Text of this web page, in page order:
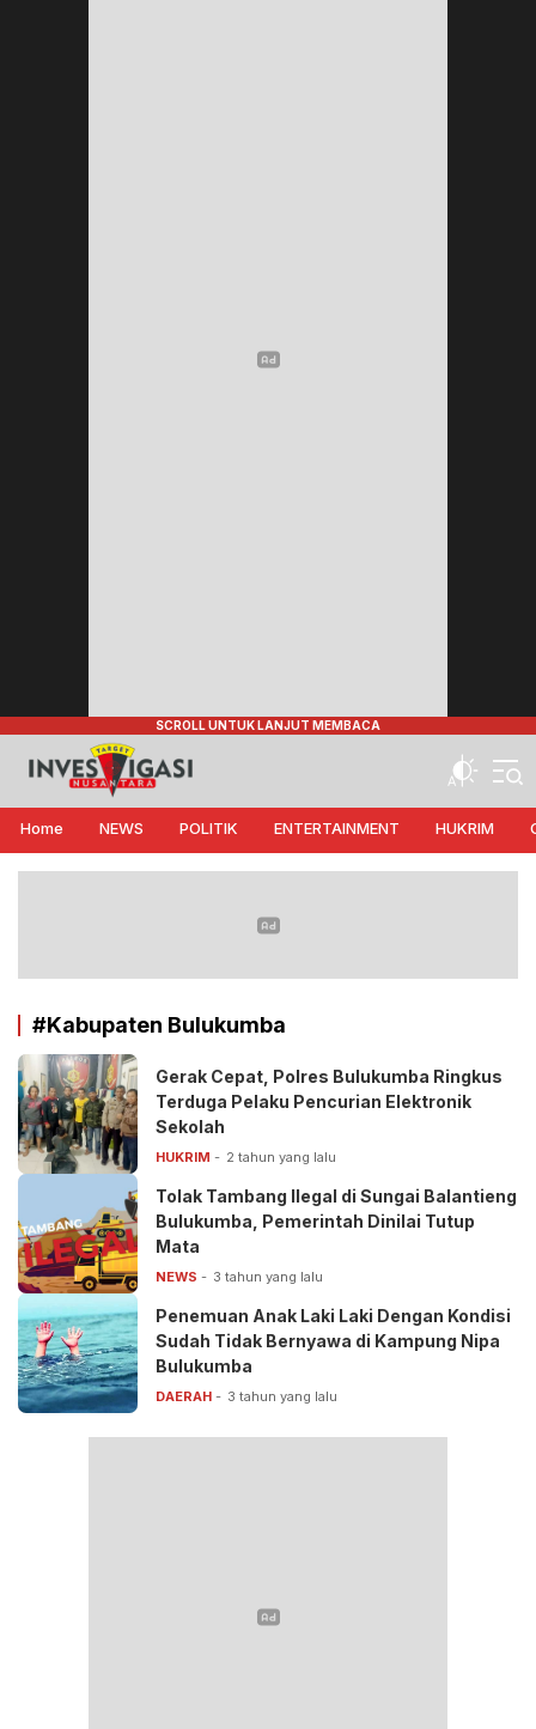
Target Investigasi Nusantara
Edukasi Nusantara
Home NEWS POLITIK ENTERTAINMENT HUKRIM
#Kabupaten Bulukumba
Gerak Cepat, Polres Bulukumba Ringkus
Terduga Pelaku Pencurian Elektronik
Sekolah
HUKRIM 2 tahun yang lalu
Tolak Tambang Ilegal di Sungai Balantieng
Bulukumba, Pemerintah Dinilai Tutup
Mata
NEWS 3 tahun yang lalu
Penemuan Anak Laki Laki Dengan Kondisi
Sudah Tidak Bernyawa di Kampung Nipa
Bulukumba
DAERAH 3 tahun yang lalu